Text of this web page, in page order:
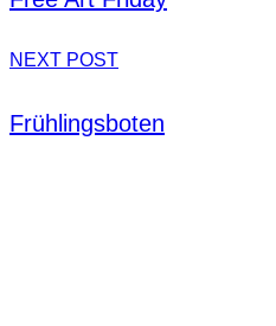
NEXT POST
Frühlingsboten